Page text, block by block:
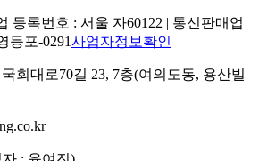
등록번호 : 서울 자60122 | 통신판매업
등포-0291사업자정보확인
회대로70길 23, 7층(여의도동, 용산빌